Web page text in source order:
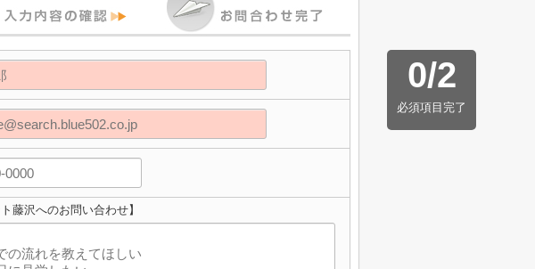
0/2
必須項目完了
藤沢へのお問い合わせ】